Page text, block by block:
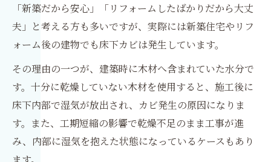
「新築だから安心」「リフォームしたばかりだから大丈
夫」と考える方も多いですが、実際には新築住宅やリフ
ォーム後の建物でも床下カビは発生しています。
その理由の一つが、建築時に木材へ含まれていた水分で
す。十分に乾燥していない木材を使用すると、施工後に
床下内部で湿気が放出され、カビ発生の原因になりま
す。また、工期短縮の影響で乾燥不足のまま工事が進
み、内部に湿気を抱えた状態になっているケースもあり